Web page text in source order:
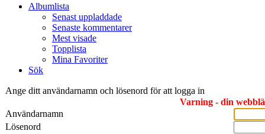
Albumlista
Senast uppladdade
Senaste kommentarer
Mest visade
Topplista
Mina Favoriter
Sök
Ange ditt användarnamn och lösenord för att logga in
Varning - din
Användarnamn
Lösenord